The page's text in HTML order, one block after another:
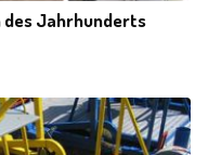
des Jahrhunderts